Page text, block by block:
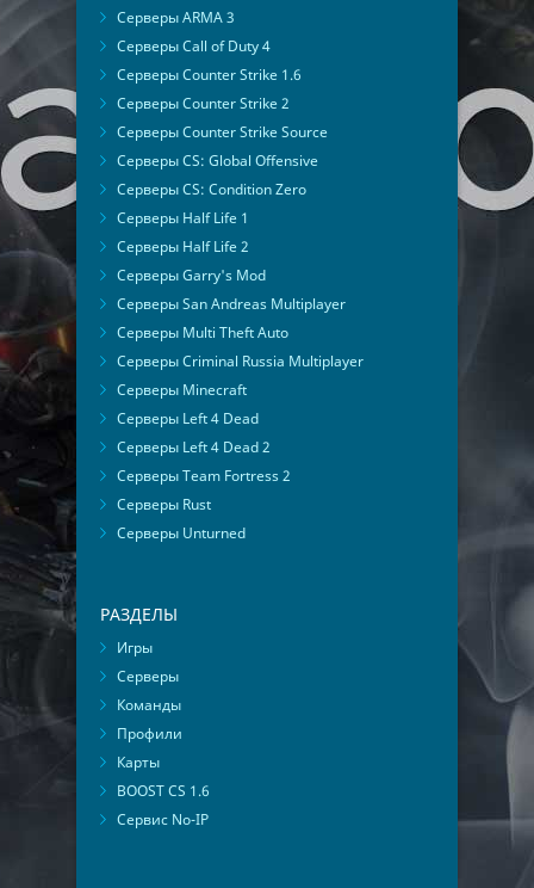
Серверы ARMA 3
Серверы Call of Duty 4
Серверы Counter Strike 1.6
Серверы Counter Strike 2
Серверы Counter Strike Source
Серверы CS: Global Offensive
Серверы CS: Condition Zero
Серверы Half Life 1
Серверы Half Life 2
Серверы Garry's Mod
Серверы San Andreas Multiplayer
Серверы Multi Theft Auto
Серверы Criminal Russia Multiplayer
Серверы Minecraft
Серверы Left 4 Dead
Серверы Left 4 Dead 2
Серверы Team Fortress 2
Серверы Rust
Серверы Unturned
РАЗДЕЛЫ
Игры
Серверы
Команды
Профили
Карты
BOOST CS 1.6
Сервис No-IP